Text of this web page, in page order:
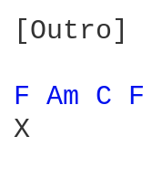
[Outro]
F Am C F